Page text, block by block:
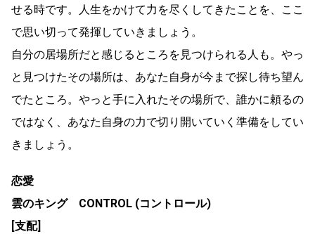
せる時です。人生をかけて力を尽くしてきたことを、ここ
で思い切って発揮していきましょう。
自分の居場所だと感じるところを見つけられる人も。やっ
と見つけたその場所は、あなた自身が今まで探し待ち望ん
でたところ。やっと手に入れたその場所で、誰かに頼るの
ではなく、あなた自身の力で切り開いていく準備をしてい
きましょう。
恋愛
雲のキング CONTROL (コントロール)
[支配]